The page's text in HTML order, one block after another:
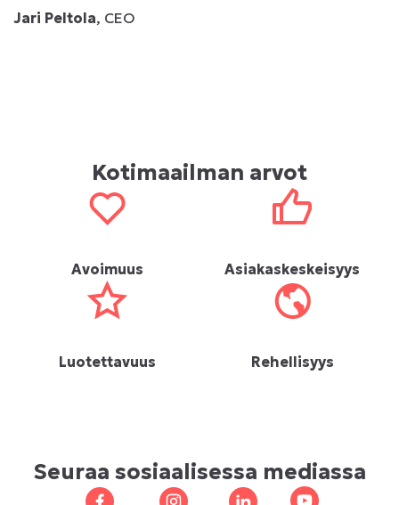
Jari Peltola, CEO
Kotimaailman arvot
Avoimuus Asiakaskeskeisyys
Luotettavuus Rehellisyys
Seuraa sosiaalisessa mediassa